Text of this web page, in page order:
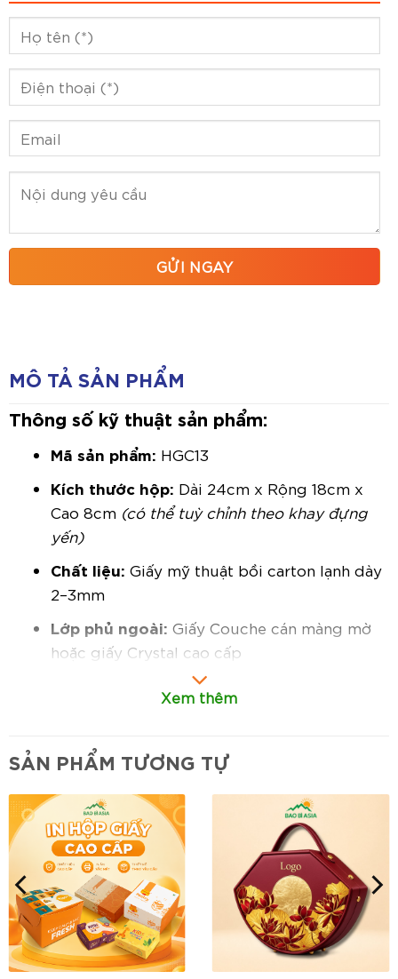
MÔ TẢ SẢN PHẨM
Thông số kỹ thuật sản phẩm:
Mã sản phẩm: HGC13
Kích thước hộp: Dài 24cm x Rộng 18cm x
Cao 8cm (có thể tuỳ chỉnh theo khay đựng
yến)
Chất liệu: Giấy mỹ thuật bồi carton lạnh dày
2–3mm
Lớp phủ ngoài: Giấy Couche cán màng mờ
hoặc giấy Crystal cao cấp
nam châm
bằng nhựa trong, kraft hoặc nhung
Có thể gắn cửa sổ mica nhìn thấy sản
phẩm bên trong
Gia công:
In offset 1–4 màu, ép kim vàng/đỏ
Xem thêm
SẢN PHẨM TƯƠNG TỰ